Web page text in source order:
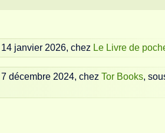
janvier 2026, chez Le Livre de
décembre 2024, chez Tor Books,